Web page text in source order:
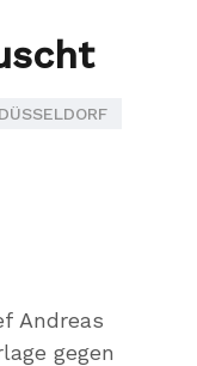
Andreas
gegen